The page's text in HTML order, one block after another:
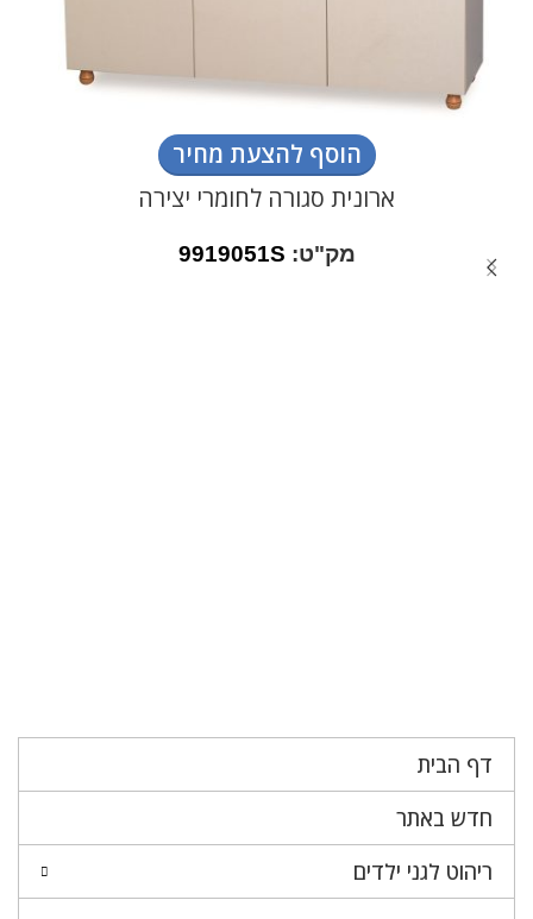
דף הבית
חדש באתר
ריהוט לגני ילדים
הוסף להצעת מחיר
ארונית סגורה לחומרי יצירה
מק"ט: 9919051S